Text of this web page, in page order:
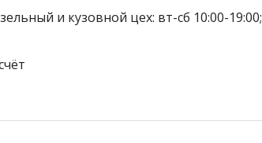
и кузовной цех: вт-сб 10:00-19:00;